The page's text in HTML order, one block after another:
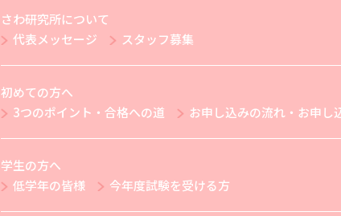
さわ研究所について
代表メッセージ
スタッフ募集
初めての方へ
3つのポイント・合格への道
お申し込みの流れ・お申し
学生の方へ
低学年の皆様
今年度試験を受ける方